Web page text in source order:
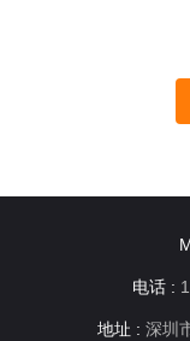
电话 :
地址 : 深圳